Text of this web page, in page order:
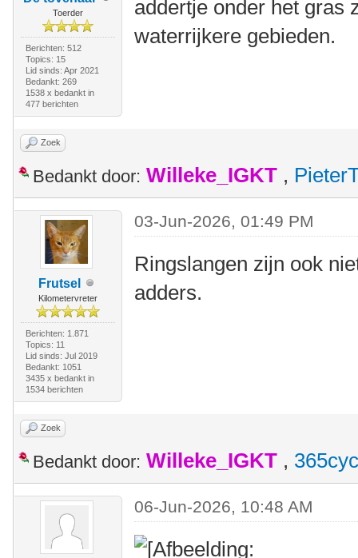
Toerder
Berichten: 512
Topics: 15
Lid sinds: Apr 2021
Bedankt: 269
1538 x bedankt in
477 berichten
addertje onder het gras
waterrijkere gebieden.
Zoek
Bedankt door: Willeke_IGKT ,
Frutsel
Kilometervreter
Berichten: 1.871
Topics: 11
Lid sinds: Jul 2019
Bedankt: 1051
3435 x bedankt in
1534 berichten
03-Jun-2026, 01:49 PM
Ringslangen zijn ook
adders.
Zoek
Bedankt door: Willeke_IGKT ,
06-Jun-2026, 10:48 AM